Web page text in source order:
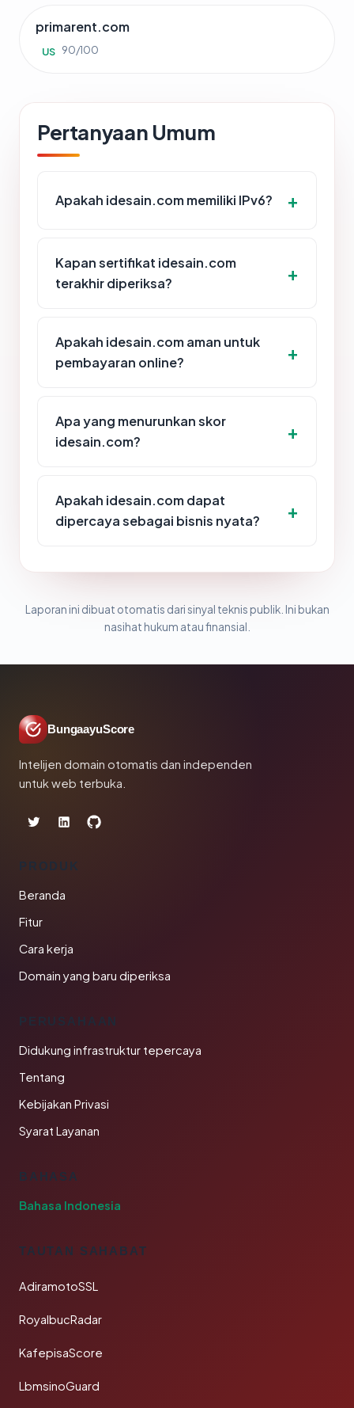
primarent.com
US 90/100
Pertanyaan Umum
Apakah idesain.com memiliki IPv6?
Kapan sertifikat idesain.com
terakhir diperiksa?
Apakah idesain.com aman untuk
pembayaran online?
Apa yang menurunkan skor
idesain.com?
Apakah idesain.com dapat
dipercaya sebagai bisnis nyata?
Laporan ini dibuat otomatis dari sinyal teknis publik. Ini bukan
nasihat hukum atau finansial.
BungaayuScore
Intelijen domain otomatis dan independen
untuk web terbuka.
PRODUK
Beranda
Fitur
Cara kerja
Domain yang baru diperiksa
PERUSAHAAN
Didukung infrastruktur tepercaya
Tentang
Kebijakan Privasi
Syarat Layanan
BAHASA
Bahasa Indonesia
TAUTAN SAHABAT
AdiramotoSSL
RoyalbucRadar
KafepisaScore
LbmsinoGuard